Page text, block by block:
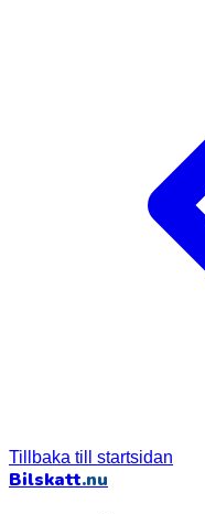
Tillbaka till startsidan
Bilskatt.nu